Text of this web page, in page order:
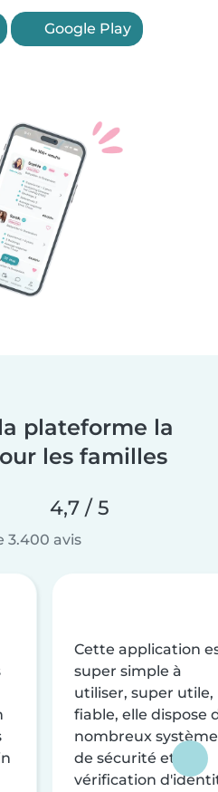
Google Play
plateforme la
les familles
4,7 / 5
3.400 avis
Cette application
super simple à
utiliser, super utile,
fiable, elle dispose
nombreux
de sécurité et de
vérification